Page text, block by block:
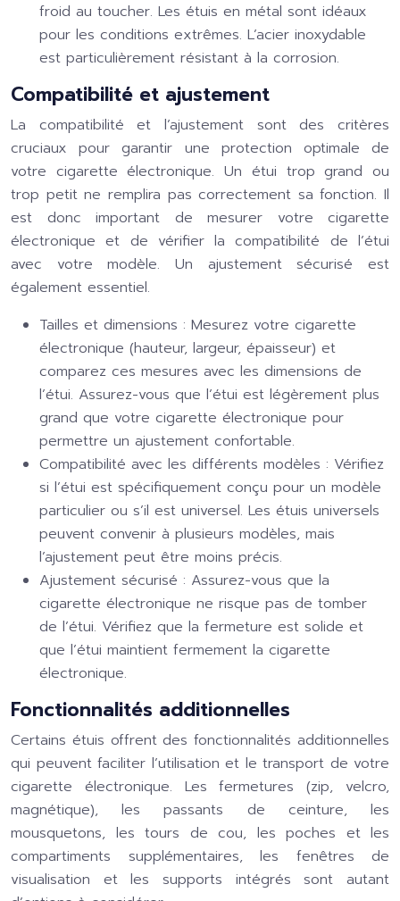
froid au toucher. Les étuis en métal sont idéaux
pour les conditions extrêmes. L’acier inoxydable
est particulièrement résistant à la corrosion.
Compatibilité et ajustement
La compatibilité et l’ajustement sont des critères
cruciaux pour garantir une protection optimale de
votre cigarette électronique. Un étui trop grand ou
trop petit ne remplira pas correctement sa fonction. Il
est donc important de mesurer votre cigarette
électronique et de vérifier la compatibilité de l’étui
avec votre modèle. Un ajustement sécurisé est
également essentiel.
Tailles et dimensions : Mesurez votre cigarette
électronique (hauteur, largeur, épaisseur) et
comparez ces mesures avec les dimensions de
l’étui. Assurez-vous que l’étui est légèrement plus
grand que votre cigarette électronique pour
permettre un ajustement confortable.
Compatibilité avec les différents modèles : Vérifiez
si l’étui est spécifiquement conçu pour un modèle
particulier ou s’il est universel. Les étuis universels
peuvent convenir à plusieurs modèles, mais
l’ajustement peut être moins précis.
Ajustement sécurisé : Assurez-vous que la
cigarette électronique ne risque pas de tomber
de l’étui. Vérifiez que la fermeture est solide et
que l’étui maintient fermement la cigarette
électronique.
Fonctionnalités additionnelles
Certains étuis offrent des fonctionnalités additionnelles
qui peuvent faciliter l’utilisation et le transport de votre
cigarette électronique. Les fermetures (zip, velcro,
magnétique), les passants de ceinture, les
mousquetons, les tours de cou, les poches et les
compartiments supplémentaires, les fenêtres de
visualisation et les supports intégrés sont autant